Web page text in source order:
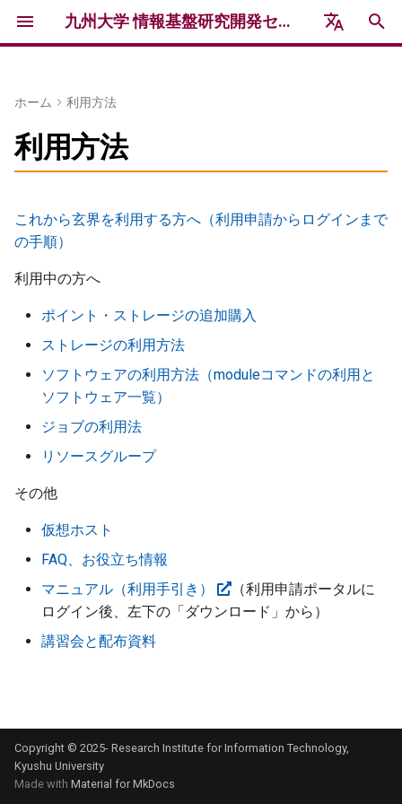
九州大学 情報基盤研究開発センター 研究用計算機システム
初
化
玄界ハードウェア
玄界ソフトウェア
利用資格
トライアルユース
利用負担金制度
民間利用制度
公募型利用制度
重点支援制度
2026年度 講習会 /
フォーラム・シンポジウム /
Forums & Symposiums
研究用計算機システムニュー
運用情報 / Operational
Information
Failure Information
研究成果
民間利用成果報告
謝辞記載のお願い
ホーム 利用方法
利用方法
これから玄界を利用する方へ（利用申請からログインまで
の手順）
利用中の方へ
ポイント・ストレージの追加購入
ストレージの利用方法
ソフトウェアの利用方法（moduleコマンドの利用と
ソフトウェア一覧）
ジョブの利用法
リソースグループ
その他
仮想ホスト
FAQ、お役立ち情報
マニュアル（利用手引き）
（利用申請ポータルに
ログイン後、左下の「ダウンロード」から）
講習会と配布資料
Copyright © 2025- Research Institute for Information Technology,
Kyushu University
Made with Material for MkDocs